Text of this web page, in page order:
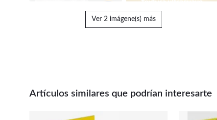
Ver 2 imágene(s) más
Artículos similares que podrían interesarte